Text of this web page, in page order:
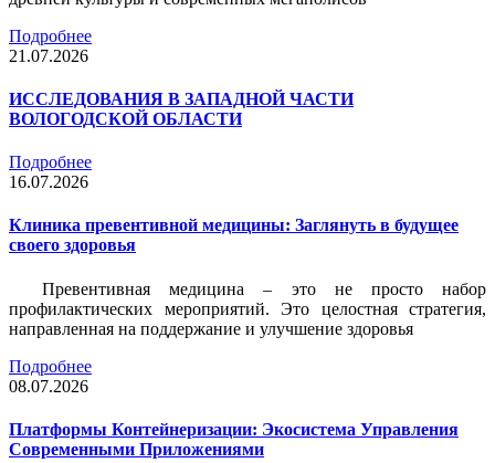
Подробнее
21.07.2026
ИССЛЕДОВАНИЯ В ЗАПАДНОЙ ЧАСТИ
ВОЛОГОДСКОЙ ОБЛАСТИ
Подробнее
16.07.2026
Клиника превентивной медицины: Заглянуть в будущее
своего здоровья
Превентивная медицина – это не просто набор
профилактических мероприятий. Это целостная стратегия,
направленная на поддержание и улучшение здоровья
Подробнее
08.07.2026
Платформы Контейнеризации: Экосистема Управления
Современными Приложениями